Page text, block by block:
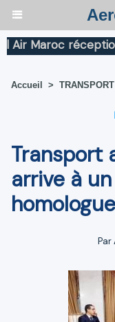
Maroc
Accueil > TRANSPORT
Transport
arrive à
Par